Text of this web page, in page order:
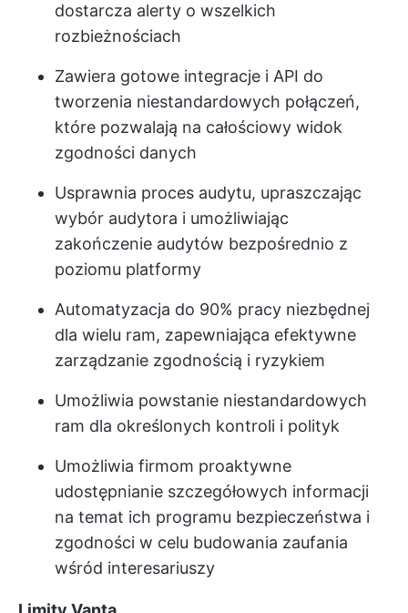
dostarcza alerty o wszelkich
rozbieżnościach
Zawiera gotowe integracje i API do
tworzenia niestandardowych połączeń,
które pozwalają na całościowy widok
zgodności danych
Usprawnia proces audytu, upraszczając
wybór audytora i umożliwiając
zakończenie audytów bezpośrednio z
poziomu platformy
Automatyzacja do 90% pracy niezbędnej
dla wielu ram, zapewniająca efektywne
zarządzanie zgodnością i ryzykiem
Umożliwia powstanie niestandardowych
ram dla określonych kontroli i polityk
Umożliwia firmom proaktywne
udostępnianie szczegółowych informacji
na temat ich programu bezpieczeństwa i
zgodności w celu budowania zaufania
wśród interesariuszy